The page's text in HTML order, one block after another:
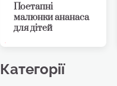
Поетапні
малюнки ананаса
для дітей
Категорії